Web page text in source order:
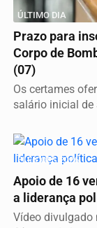
ÚLTIMO DIA
Prazo para
Corpo de
(07)
Os certames
salário inicial de
ELEIÇÕES 2026
Apoio de 16
a liderança
Vídeo divulgado